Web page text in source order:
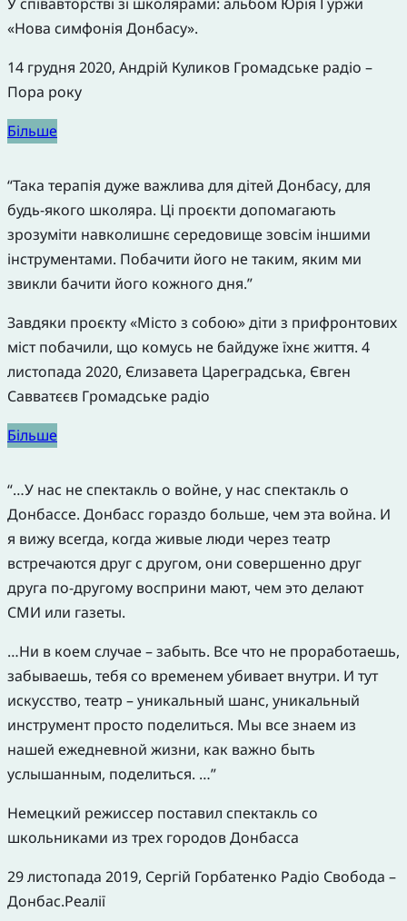
«Нова симфонія Донбасу».
14 грудня 2020, Андрій Куликов Громадське радіо –
Пора року
Більше
“Така терапія дуже важлива для дітей Донбасу, для
будь-якого школяра. Ці проєкти допомагають
зрозуміти навколишнє середовище зовсім іншими
інструментами. Побачити його не таким, яким ми
звикли бачити його кожного дня.”
Завдяки проєкту «Місто з собою» діти з прифронтових
міст побачили, що комусь не байдуже їхнє життя. 4
листопада 2020, Єлизавета Цареградська, Євген
Савватєєв Громадське радіо
Більше
“…У нас не спектакль о войне, у нас спектакль о
Донбассе. Донбасс гораздо больше, чем эта война. И
я вижу всегда, когда живые люди через театр
встречаются друг с другом, они совершенно друг
друга по-другому восприни мают, чем это делают
СМИ или газеты.
…Ни в коем случае – забыть. Все что не проработаешь,
забываешь, тебя со временем убивает внутри. И тут
искусство, театр – уникальный шанс, уникальный
инструмент просто поделиться. Мы все знаем из
нашей ежедневной жизни, как важно быть
услышанным, поделиться. …”
Немецкий режиссер поставил спектакль со
школьниками из трех городов Донбасса
29 листопада 2019, Сергій Горбатенко Радіо Свобода –
Донбас.Реалії